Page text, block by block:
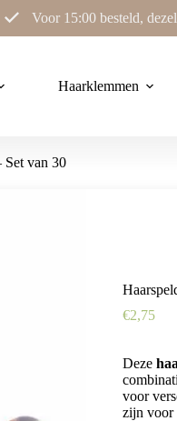
Voor 15:00 besteld,
Haarklemmen
Set van 30
€2,75
Deze
voor
zijn voor